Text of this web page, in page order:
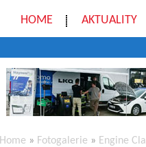
HOME AKTUALITY
Home » Fotogalerie » Engine